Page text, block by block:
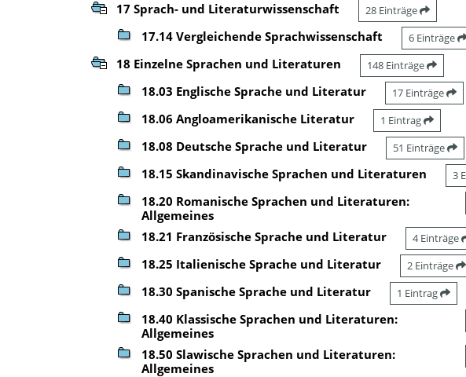
17 Sprach- und Literaturwissenschaft 28 Einträge
17.14 Vergleichende Sprachwissenschaft 6 Einträge
18 Einzelne Sprachen und Literaturen 148 Einträge
18.03 Englische Sprache und Literatur 17 Einträge
18.06 Angloamerikanische Literatur 1 Eintrag
18.08 Deutsche Sprache und Literatur 51 Einträge
18.15 Skandinavische Sprachen und Literaturen 3
18.20 Romanische Sprachen und Literaturen:
Allgemeines
18.21 Französische Sprache und Literatur 4 Einträge
18.25 Italienische Sprache und Literatur 2 Einträge
18.30 Spanische Sprache und Literatur 1 Eintrag
18.40 Klassische Sprachen und Literaturen:
Allgemeines
18.50 Slawische Sprachen und Literaturen:
Allgemeines